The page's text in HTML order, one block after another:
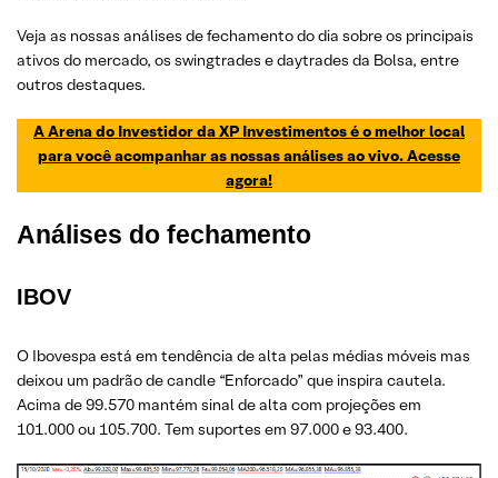
Veja as nossas análises de fechamento do dia sobre os principais
ativos do mercado, os swingtrades e daytrades da Bolsa, entre
outros destaques.
A Arena do Investidor da XP Investimentos é o melhor local
para você acompanhar as nossas análises ao vivo. Acesse
agora!
Análises do fechamento
IBOV
O Ibovespa está em tendência de alta pelas médias móveis mas
deixou um padrão de candle “Enforcado” que inspira cautela.
Acima de 99.570 mantém sinal de alta com projeções em
101.000 ou 105.700. Tem suportes em 97.000 e 93.400.